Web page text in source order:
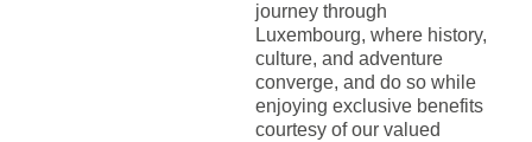
journey through
Luxembourg, where history,
culture, and adventure
converge, and do so while
enjoying exclusive benefits
courtesy of our valued